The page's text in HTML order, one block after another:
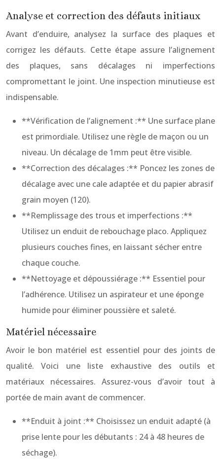
Analyse et correction des défauts initiaux
Avant d’enduire, analysez la surface des plaques et
corrigez les défauts. Cette étape assure l’alignement
des plaques, sans décalages ni imperfections
compromettant le joint. Une inspection minutieuse est
indispensable.
**Vérification de l’alignement :** Une surface plane
est primordiale. Utilisez une règle de maçon ou un
niveau. Un décalage de 1mm peut être visible.
**Correction des décalages :** Poncez les zones de
décalage avec une cale adaptée et du papier abrasif
grain moyen (120).
**Remplissage des trous et imperfections :**
Utilisez un enduit de rebouchage placo. Appliquez
plusieurs couches fines, en laissant sécher entre
chaque couche.
**Nettoyage et dépoussiérage :** Essentiel pour
l’adhérence. Utilisez un aspirateur et une éponge
humide pour éliminer poussière et saleté.
Matériel nécessaire
Avoir le bon matériel est essentiel pour des joints de
qualité. Voici une liste exhaustive des outils et
matériaux nécessaires. Assurez-vous d’avoir tout à
portée de main avant de commencer.
**Enduit à joint :** Choisissez un enduit adapté (à
prise lente pour les débutants : 24 à 48 heures de
séchage).